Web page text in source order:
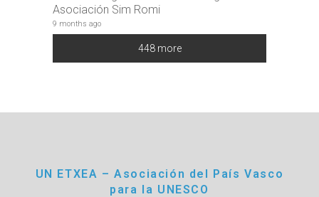
Asociación Sim Romi
9 months ago
448 more
UN ETXEA – Asociación del País Vasco
para la UNESCO